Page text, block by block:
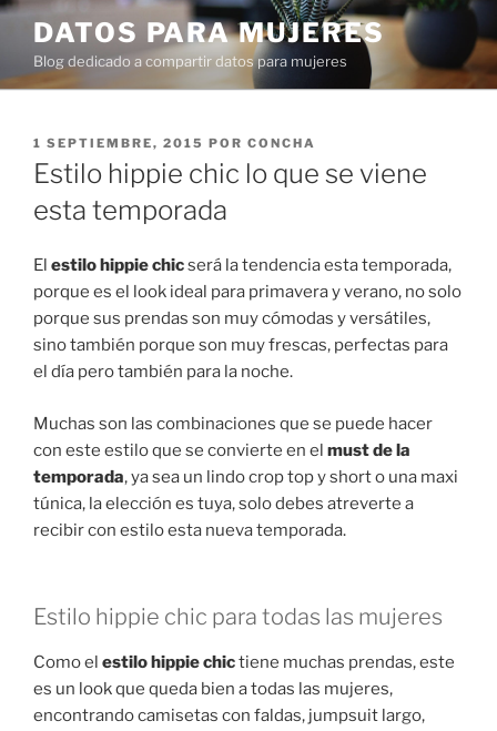
Ir
contenido
DATOS PARA MUJERES
Blog dedicado a compartir datos para mujeres
PUBLICADO
EN
1 SEPTIEMBRE, 2015 POR CONCHA
Estilo hippie chic lo que se viene
esta temporada
El estilo hippie chicserá la tendencia esta temporada,
porque es el look ideal para primavera y verano, no solo
porque sus prendas son muy cómodas y versátiles,
sino también porque son muy frescas, perfectas para
el día pero también para la noche.
Muchas son las combinaciones que se puede hacer
con este estilo que se convierte en el must de la
temporada, ya sea un lindo crop top y short o una maxi
túnica, la elección es tuya, solo debes atreverte a
recibir con estilo esta nueva temporada.
Estilo hippie chic para todas las mujeres
Como el estilohippie chictiene muchas prendas, este
es un look que queda bien a todas las mujeres,
encontrando camisetas con faldas, jumpsuit largo,